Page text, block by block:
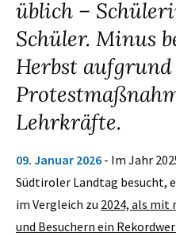
üblich –
Schüler. Minus
Herbst
Lehrkräfte.
09. Januar 2026 - Im Jahr
Südtiroler Landtag besucht,
im Vergleich zu 2024, als mit
und Besuchern ein